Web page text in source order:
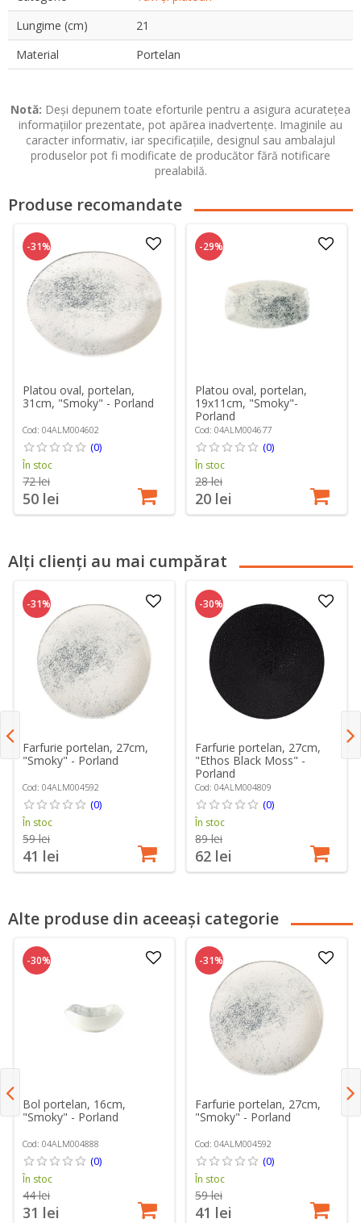
Lungime (cm)
21
Material
Portelan
Notă: Deși depunem toate eforturile pentru a asigura acuratețea
informațiilor prezentate, pot apărea inadvertențe. Imaginile au
caracter informativ, iar specificațiile, designul sau ambalajul
produselor pot fi modificate de producător fără notificare
prealabilă.
Produse recomandate
-31%
Platou oval, portelan,
31cm, "Smoky" - Porland
Cod: 04ALM004602
(0)
În stoc
72 lei
50 lei
-29%
Platou oval, portelan,
19x11cm, "Smoky"-
Porland
Cod: 04ALM004677
(0)
În stoc
28 lei
20 lei
Alți clienți au mai cumpărat
-31%
Farfurie portelan, 27cm,
"Smoky" - Porland
Cod: 04ALM004592
(0)
În stoc
59 lei
41 lei
-30%
Farfurie portelan, 27cm,
"Ethos Black Moss" -
Porland
Cod: 04ALM004809
(0)
În stoc
89 lei
62 lei
Alte produse din aceeași categorie
-30%
Bol portelan, 16cm,
"Smoky" - Porland
Cod: 04ALM004888
(0)
În stoc
44 lei
31 lei
-31%
Farfurie portelan, 27cm,
"Smoky" - Porland
Cod: 04ALM004592
(0)
În stoc
59 lei
41 lei